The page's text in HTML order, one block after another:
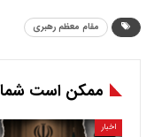
مقام معظم رهبری
ممکن است
اخبار